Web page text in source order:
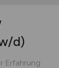
d)
Erfahrung